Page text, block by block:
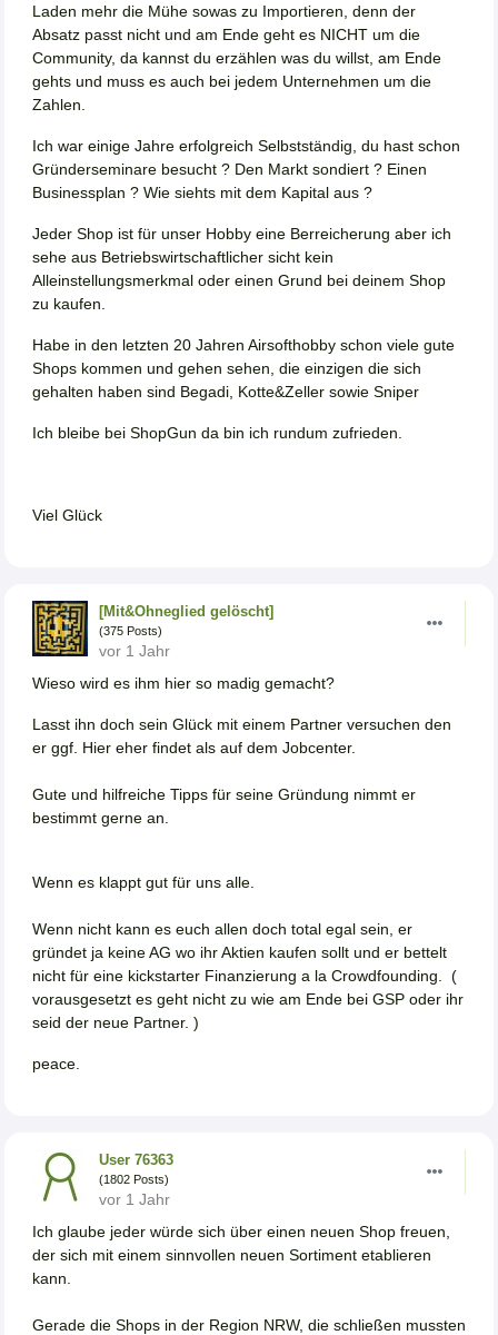
Laden mehr die Mühe sowas zu Importieren, denn der
Absatz passt nicht und am Ende geht es NICHT um die
Community, da kannst du erzählen was du willst, am Ende
gehts und muss es auch bei jedem Unternehmen um die
Zahlen.
Ich war einige Jahre erfolgreich Selbstständig, du hast schon
Gründerseminare besucht ? Den Markt sondiert ? Einen
Businessplan ? Wie siehts mit dem Kapital aus ?
Jeder Shop ist für unser Hobby eine Berreicherung aber ich
sehe aus Betriebswirtschaftlicher sicht kein
Alleinstellungsmerkmal oder einen Grund bei deinem Shop
zu kaufen.
Habe in den letzten 20 Jahren Airsofthobby schon viele gute
Shops kommen und gehen sehen, die einzigen die sich
gehalten haben sind Begadi, Kotte&Zeller sowie Sniper
Ich bleibe bei ShopGun da bin ich rundum zufrieden.
Viel Glück
[Mit&Ohneglied gelöscht]
(375 Posts)
vor 1 Jahr
Wieso wird es ihm hier so madig gemacht?
Lasst ihn doch sein Glück mit einem Partner versuchen den
er ggf. Hier eher findet als auf dem Jobcenter.
Gute und hilfreiche Tipps für seine Gründung nimmt er
bestimmt gerne an.
Wenn es klappt gut für uns alle.
Wenn nicht kann es euch allen doch total egal sein, er
gründet ja keine AG wo ihr Aktien kaufen sollt und er bettelt
nicht für eine kickstarter Finanzierung a la Crowdfounding. (
vorausgesetzt es geht nicht zu wie am Ende bei GSP oder ihr
seid der neue Partner. )
peace.
User 76363
(1802 Posts)
vor 1 Jahr
Ich glaube jeder würde sich über einen neuen Shop freuen,
der sich mit einem sinnvollen neuen Sortiment etablieren
kann.
Gerade die Shops in der Region NRW, die schließen mussten